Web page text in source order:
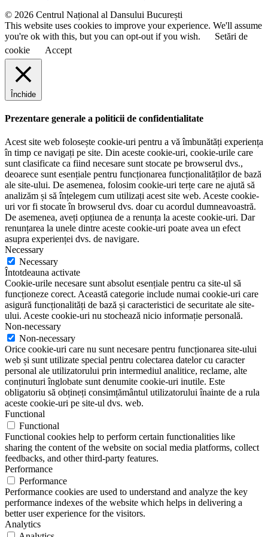
© 2026 Centrul Național al Dansului București
This website uses cookies to improve your experience. We'll assume
you're ok with this, but you can opt-out if you wish.
Setări de
cookie
Accept
Închide
Prezentare generale a politicii de confidentialitate
Acest site web folosește cookie-uri pentru a vă îmbunătăți experiența
în timp ce navigați pe site. Din aceste cookie-uri, cookie-urile care
sunt clasificate ca fiind necesare sunt stocate pe browserul dvs.,
deoarece sunt esențiale pentru funcționarea funcționalităților de bază
ale site-ului. De asemenea, folosim cookie-uri terțe care ne ajută să
analizăm și să înțelegem cum utilizați acest site web. Aceste cookie-
uri vor fi stocate în browserul dvs. doar cu acordul dumneavoastră.
De asemenea, aveți opțiunea de a renunța la aceste cookie-uri. Dar
renunțarea la unele dintre aceste cookie-uri poate avea un efect
asupra experienței dvs. de navigare.
Necessary
Necessary
Întotdeauna activate
Cookie-urile necesare sunt absolut esențiale pentru ca site-ul să
funcționeze corect. Această categorie include numai cookie-uri care
asigură funcționalități de bază și caracteristici de securitate ale site-
ului. Aceste cookie-uri nu stochează nicio informație personală.
Non-necessary
Non-necessary
Orice cookie-uri care nu sunt necesare pentru funcționarea site-ului
web și sunt utilizate special pentru colectarea datelor cu caracter
personal ale utilizatorului prin intermediul analitice, reclame, alte
conținuturi înglobate sunt denumite cookie-uri inutile. Este
obligatoriu să obțineți consimțământul utilizatorului înainte de a rula
aceste cookie-uri pe site-ul dvs. web.
Functional
Functional
Functional cookies help to perform certain functionalities like
sharing the content of the website on social media platforms, collect
feedbacks, and other third-party features.
Performance
Performance
Performance cookies are used to understand and analyze the key
performance indexes of the website which helps in delivering a
better user experience for the visitors.
Analytics